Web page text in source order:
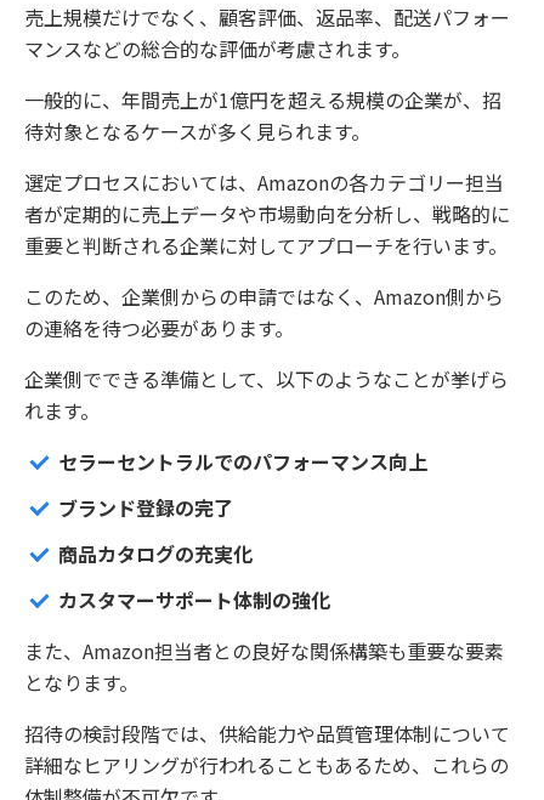
売上規模だけでなく、顧客評価、返品率、配送パフォー
マンスなどの総合的な評価が考慮されます。
一般的に、年間売上が1億円を超える規模の企業が、招
待対象となるケースが多く見られます。
選定プロセスにおいては、Amazonの各カテゴリー担当
者が定期的に売上データや市場動向を分析し、戦略的に
重要と判断される企業に対してアプローチを行います。
このため、企業側からの申請ではなく、Amazon側から
の連絡を待つ必要があります。
企業側でできる準備として、以下のようなことが挙げら
れます。
セラーセントラルでのパフォーマンス向上
ブランド登録の完了
商品カタログの充実化
カスタマーサポート体制の強化
また、Amazon担当者との良好な関係構築も重要な要素
となります。
招待の検討段階では、供給能力や品質管理体制について
詳細なヒアリングが行われることもあるため、これらの